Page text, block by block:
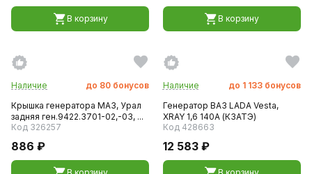
В корзину В корзину
Наличие до 80 бонусов
Крышка генератора МАЗ, Урал
задняя ген.9422.3701-02,-03, ...
Код 326257
886 ₽
Наличие до 1 133 бонусов
Генератор ВАЗ LADA Vesta,
XRAY 1,6 140A (КЗАТЭ)
Код 428663
12 583 ₽